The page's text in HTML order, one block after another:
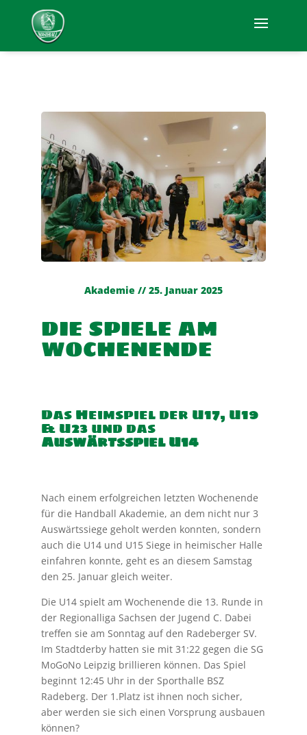
Akademie // 25. Januar 2025
DIE SPIELE AM
WOCHENENDE
Das Heimspiel der U17, U19
& U23 und das
Auswärtsspiel U14
Nach einem erfolgreichen letzten Wochenende
für die Handball Akademie, an dem nicht nur 3
Auswärtssiege geholt werden konnten, sondern
auch die U14 und U15 Siege in heimischer Halle
einfahren konnte, geht es an diesem Samstag
den 25. Januar gleich weiter.
Die U14 spielt am Wochenende die 13. Runde in
der Regionalliga Sachsen der Jugend C. Dabei
treffen sie am Sonntag auf den Radeberger SV.
Im Stadtderby hatten sie mit 31:22 gegen die SG
MoGoNo Leipzig brillieren können. Das Spiel
beginnt 12:45 Uhr in der Sporthalle BSZ
Radeberg. Der 1.Platz ist ihnen noch sicher,
aber werden sie sich einen Vorsprung ausbauen
können?